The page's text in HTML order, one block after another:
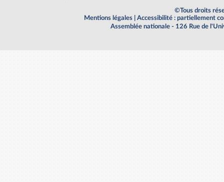
©Tous droits
Mentions légales
Accessibilité : partiellement
Assemblée nationale - 126 Rue de